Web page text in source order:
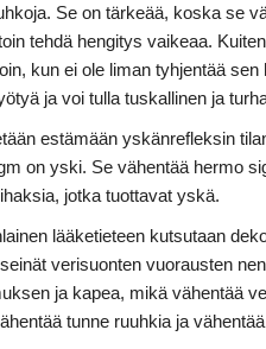
Se on tärkeää, koska se
tehdä hengitys vaikeaa.
kun ei ole liman tyhjentää
ja voi tulla tuskallinen ja
estämään yskänrefleksin
on yski. Se vähentää hermo
jotka tuottavat yskä.
lääketieteen kutsutaan
verisuonten vuorausten
ja kapea, mikä vähentää
tunne ruuhkia ja